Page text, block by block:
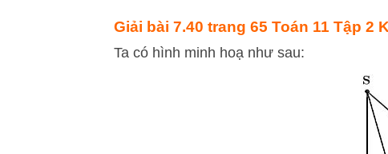
Giải bài 7.40 trang 65 Toán 11 Tập 2
Ta có hình minh hoạ như sau: